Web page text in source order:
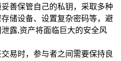
善保管自己的私钥，采取多种
储设备、设置复杂密码等，避
露,资产将面临巨大的安全风
易时，参与者之间需要保持良